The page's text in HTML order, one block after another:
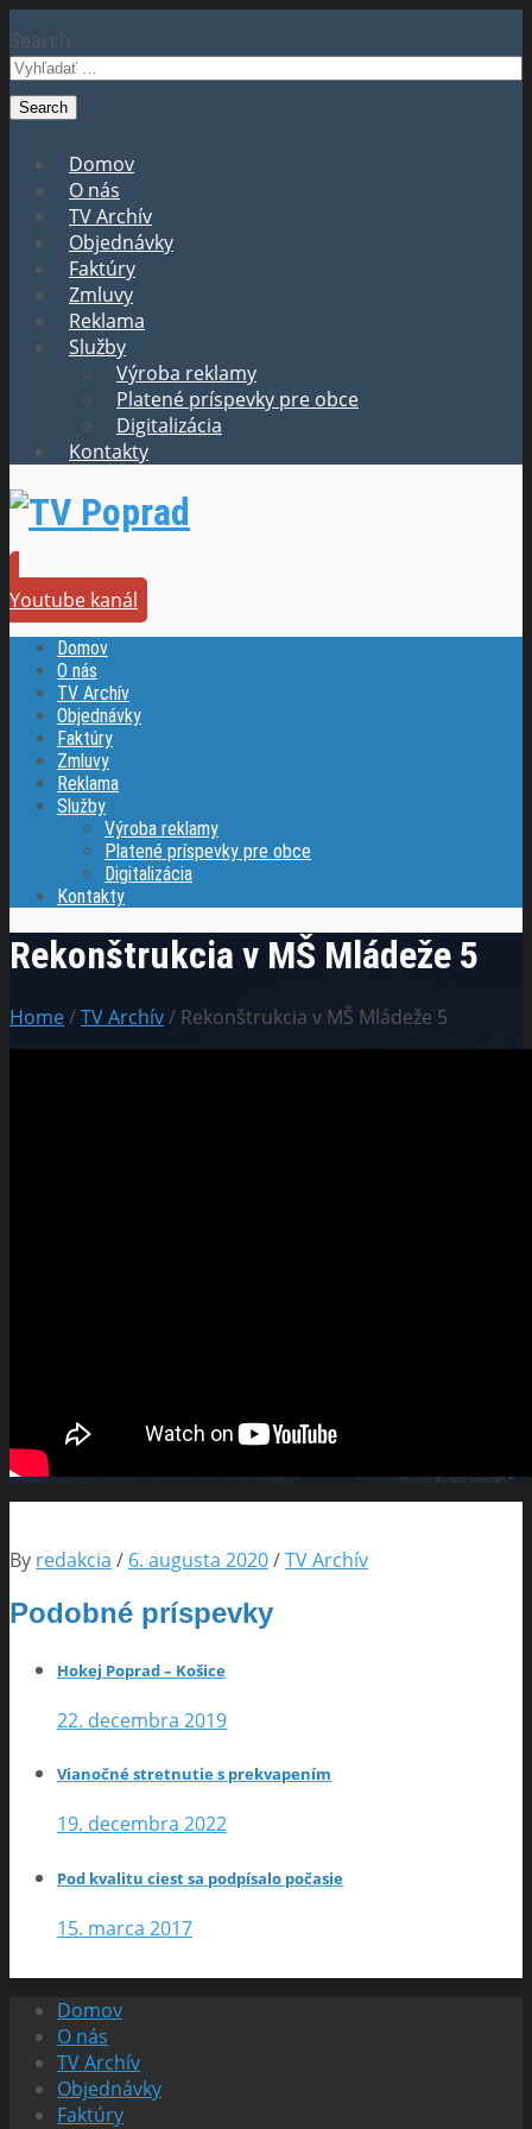
Search
Domov
O nás
TV Archív
Objednávky
Faktúry
Zmluvy
Reklama
Služby
Výroba reklamy
Platené príspevky pre obce
Digitalizácia
Kontakty
Youtube kanál
Domov
O nás
TV Archív
Objednávky
Faktúry
Zmluvy
Reklama
Služby
Výroba reklamy
Platené príspevky pre obce
Digitalizácia
Kontakty
Rekonštrukcia v MŠ Mládeže 5
Home/TV Archív/ Rekonštrukcia v MŠ Mládeže 5
By redakcia / 6. augusta 2020/TV Archív
Podobné príspevky
Hokej Poprad – Košice
22. decembra 2019
Vianočné stretnutie s prekvapením
19. decembra 2022
Pod kvalitu ciest sa podpísalo počasie
15. marca 2017
Domov
O nás
TV Archív
Objednávky
Faktúry